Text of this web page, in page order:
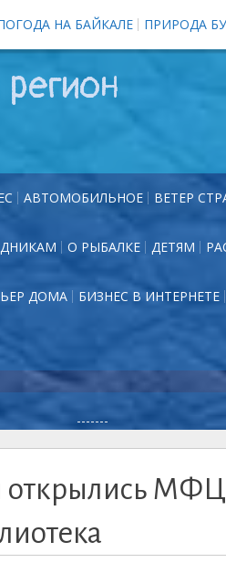
НА БАЙКАЛЕ ПРИРОДА
АВТОМОБИЛЬНОЕ ВЕТЕР
О РЫБАЛКЕ ДЕТЯМ
ДОМА БИЗНЕС В ИНТЕРНЕТЕ
-------
открылись